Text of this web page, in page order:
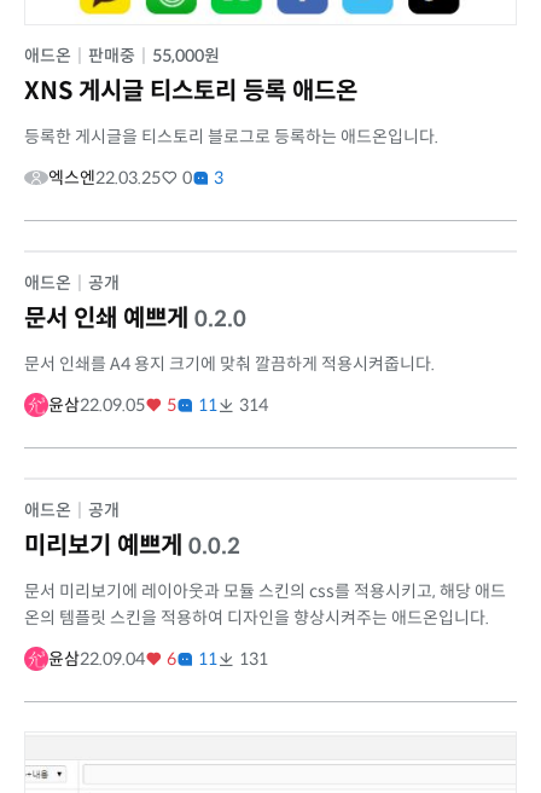
애드온 판매중 55,000원
XNS 게시글 티스토리 등록 애드온
등록한 게시글을 티스토리 블로그로 등록하는 애드온입니다.
엑스엔22.03.25 0 3
애드온 공개
문서 인쇄 예쁘게 0.2.0
문서 인쇄를 A4 용지 크기에 맞춰 깔끔하게 적용시켜줍니다.
윤삼22.09.05 5 11 314
애드온 공개
미리보기 예쁘게 0.0.2
문서 미리보기에 레이아웃과 모듈 스킨의 css를 적용시키고, 해당 애드
온의 템플릿 스킨을 적용하여 디자인을 향상시켜주는 애드온입니다.
윤삼22.09.04 6 11 131